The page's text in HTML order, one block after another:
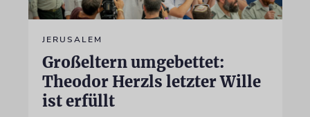
JERUSALEM
Großeltern umgebettet:
Theodor Herzls letzter Wille
ist erfüllt